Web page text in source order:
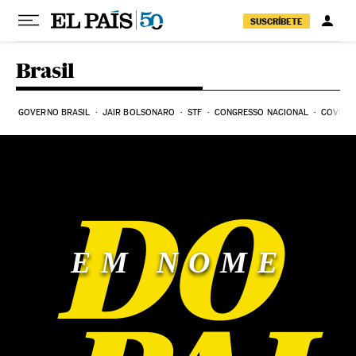
Pular para o conteúdo
SUSCRÍBETE
Brasil
GOVERNO BRASIL JAIR BOLSONARO STF CONGRESSO NACIONAL COVID-
EM NOME
DO